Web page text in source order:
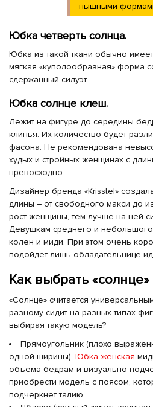
пышными
Юбка четверть солнца.
Юбка из такой ткани обычно
мягкая «куполообразная» форма
сдержанный силуэт.
Юбка солнце клеш.
Лежит на фигуре до середины
клинья. Их количество будет
фасона. Не рекомендована
худых и стройных женщинах с
превосходно.
Дизайнер бренда «Krisstel»
длины – от свободного макси до
рост женщины, тем лучше на ней
Девушкам среднего и небольшого
колен и миди. При этом очень
подойдет лишь обладательнице
Как выбрать
«Солнце» считается
разному сидит на разных типах
выбирая такую модель?
Прямоугольник (плохо
одной ширины). Юбка женская
объема бедрам и визуально
приобрести модель с поясом,
подчеркнет талию.